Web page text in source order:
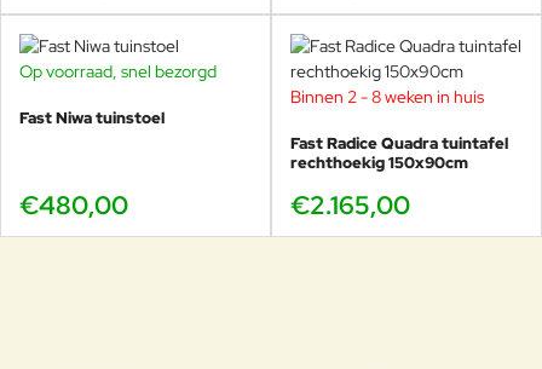
Op voorraad, snel bezorgd
Fast Niwa tuinstoel
€480,00
Binnen 2 - 8 weken in huis
Fast Radice Quadra tuintafel
rechthoekig 150x90cm
€2.165,00